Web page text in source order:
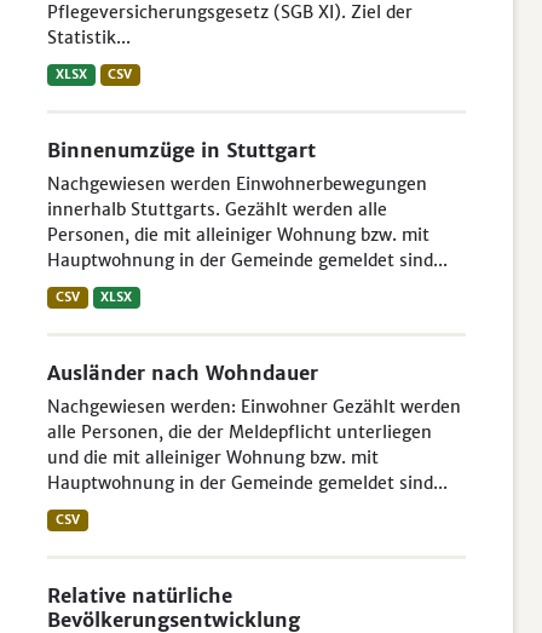
Pflegeversicherungsgesetz (SGB XI). Ziel der
Statistik...
XLSX CSV
Binnenumzüge in Stuttgart
Nachgewiesen werden Einwohnerbewegungen
innerhalb Stuttgarts. Gezählt werden alle
Personen, die mit alleiniger Wohnung bzw. mit
Hauptwohnung in der Gemeinde gemeldet sind...
CSV XLSX
Ausländer nach Wohndauer
Nachgewiesen werden: Einwohner Gezählt werden
alle Personen, die der Meldepflicht unterliegen
und die mit alleiniger Wohnung bzw. mit
Hauptwohnung in der Gemeinde gemeldet sind...
CSV
Relative natürliche
Bevölkerungsentwicklung